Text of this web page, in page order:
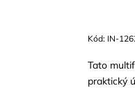
Kód: IN-
Tato
praktický